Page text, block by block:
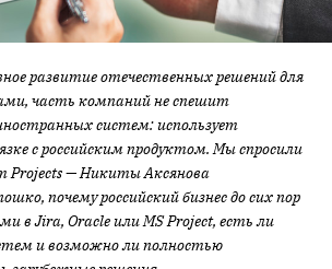
развитие отечественных решений для
часть компаний не спешит
систем: использует
с российским продуктом. Мы спросили
Projects — Никиты Аксянова
почему российский бизнес до сих пор
в Jira, Oracle или MS Project, есть ли
и возможно ли полностью